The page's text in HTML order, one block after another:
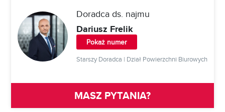
Doradca ds. najmu
Dariusz Frelik
Pokaż numer
Starszy Doradca | Dział Powierzchni Biurowych
MASZ PYTANIA?